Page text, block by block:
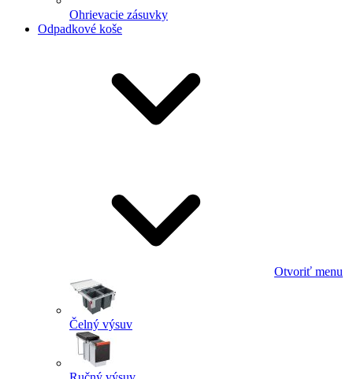
Ohrievacie zásuvky
Odpadkové koše
Otvoriť menu
Čelný výsuv